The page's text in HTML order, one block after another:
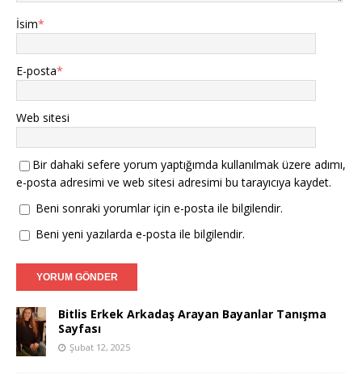
İsim*
E-posta*
Web sitesi
Bir dahaki sefere yorum yaptığımda kullanılmak üzere adımı,
e-posta adresimi ve web sitesi adresimi bu tarayıcıya kaydet.
Beni sonraki yorumlar için e-posta ile bilgilendir.
Beni yeni yazılarda e-posta ile bilgilendir.
Bitlis Erkek Arkadaş Arayan Bayanlar Tanışma
Sayfası
Şubat 12, 2025